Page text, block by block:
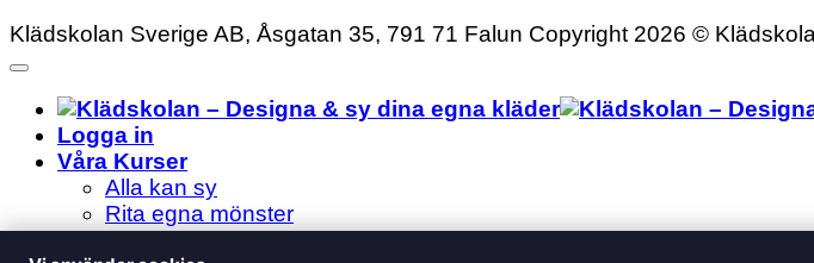
Klädskolan Sverige AB, Åsgatan 35, 791 71 Falun Copyright 2026 ©
Logga in
Våra Kurser
Alla kan sy
Rita egna mönster